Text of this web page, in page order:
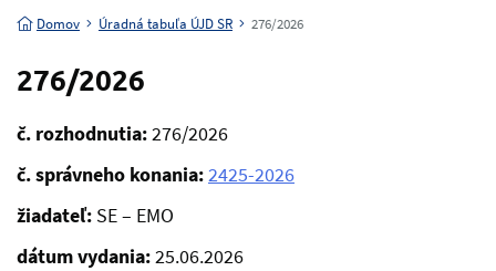
Domov Úradná tabuľa ÚJD SR 276/2026
276/2026
č. rozhodnutia:276/2026
č. správneho konania:2425-2026
žiadateľ: SE – EMO
dátum vydania:25.06.2026